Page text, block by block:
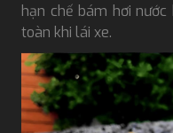
hạn chế bám hơi
toàn khi lái xe.